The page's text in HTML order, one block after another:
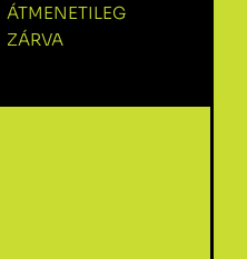
ÁTMENETILEG
ZÁRVA